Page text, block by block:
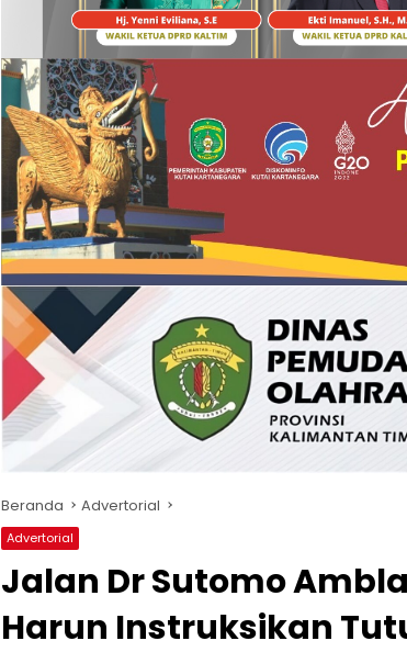
Beranda Advertorial
Advertorial
Jalan Dr Sutomo
Harun Instruksikan